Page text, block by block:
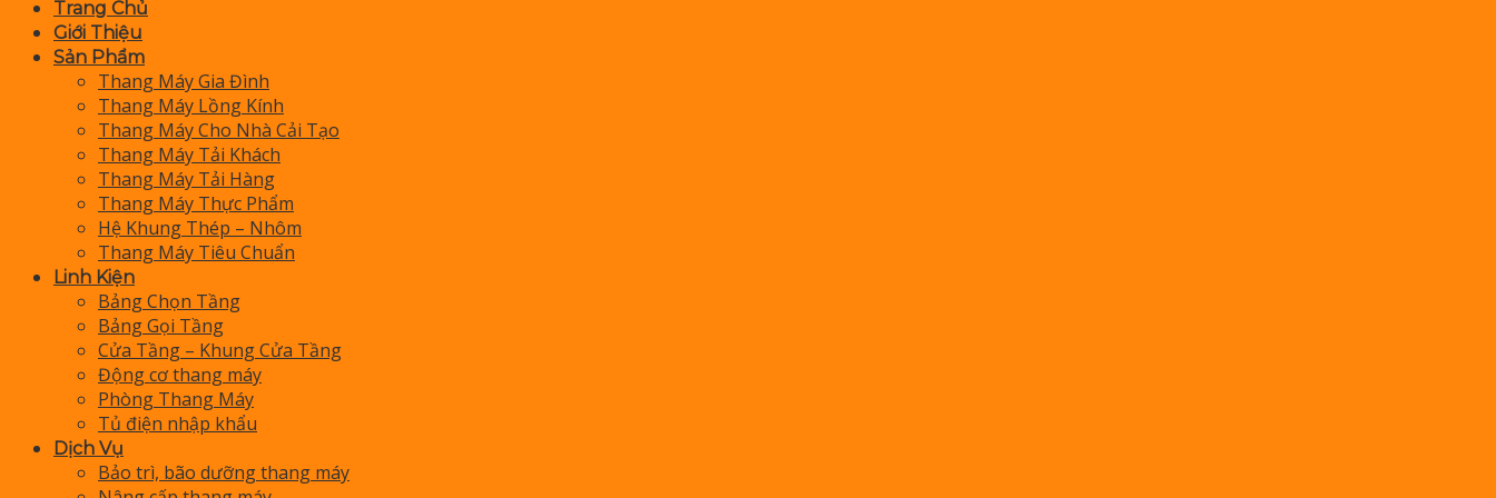
Trang Chủ
Giới Thiệu
Sản Phẩm
Thang Máy Gia Đình
Thang Máy Lồng Kính
Thang Máy Cho Nhà Cải Tạo
Thang Máy Tải Khách
Thang Máy Tải Hàng
Thang Máy Thực Phẩm
Hệ Khung Thép – Nhôm
Thang Máy Tiêu Chuẩn
Linh Kiện
Bảng Chọn Tầng
Bảng Gọi Tầng
Cửa Tầng – Khung Cửa Tầng
Động cơ thang máy
Phòng Thang Máy
Tủ điện nhập khẩu
Dịch Vụ
Bảo trì, bão dưỡng thang máy